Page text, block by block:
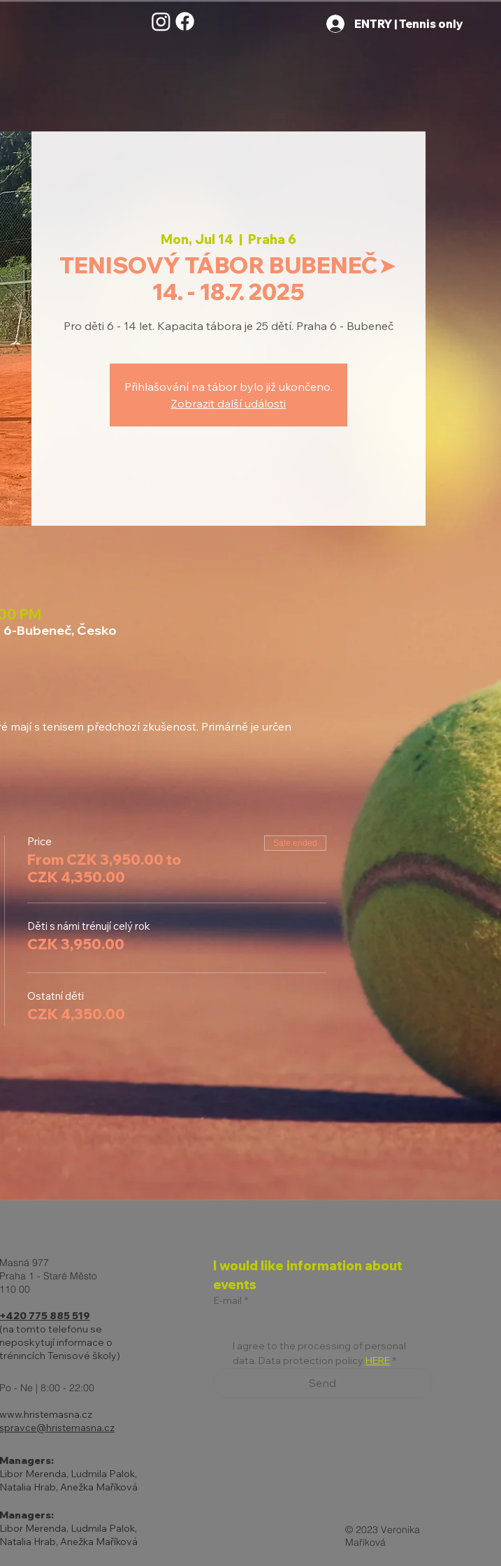
ENTRY | Tennis only
Mon, Jul 14
  |
Praha 6
TENISOVÝ TÁBOR BUBENEČ➤
14. - 18.7. 2025
Pro děti 6 - 14 let. Kapacita tábora je 25 dětí. Praha 6 - Bubeneč
Přihlašování na tábor bylo již ukončeno.
Zobrazit další události
PM
6-Bubeneč, Česko
s tenisem předchozí zkušenost. Primárně je určen
Price
From CZK 3,950.00 to
CZK 4,350.00
Sale ended
Děti s námi trénují celý rok
CZK 3,950.00
Ostatní děti
CZK 4,350.00
Masná 977
Praha 1 - Staré Město
110 00
+420 775 885 519
(na tomto telefonu se
neposkytují informace o
trénincích Tenisové školy)
Po - Ne | 8:00 - 22:00
www.hristemasna.cz
spravce@hristemasna.cz
Managers:
Libor Merenda, Ludmila Palok,
Natalia Hrab, Anežka Maříková
Managers:
Libor Merenda, Ludmila Palok,
Natalia Hrab, Anežka Maříková
I would like information about
events
E-mail *
I agree to the processing of personal
data. Data protection policy HERE *
Send
© 2023 Veronika
Maříková